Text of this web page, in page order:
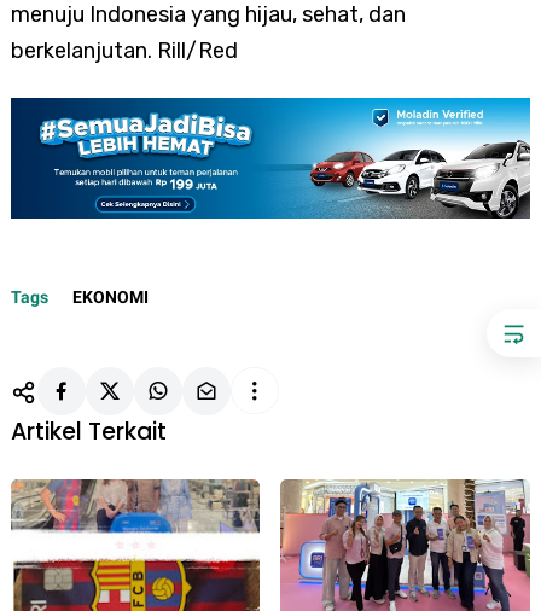
menuju Indonesia yang hijau, sehat, dan
berkelanjutan. Rill/Red
Tags EKONOMI
Artikel Terkait